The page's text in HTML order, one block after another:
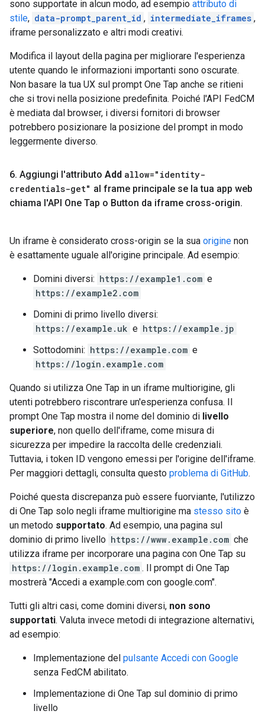
sono supportate in alcun modo, ad esempio attributo di
stile, data-prompt_parent_id , intermediate_iframes ,
iframe personalizzato e altri modi creativi.
Modifica il layout della pagina per migliorare l'esperienza
utente quando le informazioni importanti sono oscurate.
Non basare la tua UX sul prompt One Tap anche se ritieni
che si trovi nella posizione predefinita. Poiché l'API FedCM
è mediata dal browser, i diversi fornitori di browser
potrebbero posizionare la posizione del prompt in modo
leggermente diverso.
6. Aggiungi l'attributo Add allow="identity-
credentials-get" al frame principale se la tua app web
chiama l'API One Tap o Button da iframe cross-origin.
Un iframe è considerato cross-origin se la sua origine non
è esattamente uguale all'origine principale. Ad esempio:
Domini diversi: https://example1.com e
https://example2.com
Domini di primo livello diversi:
https://example.uk e https://example.jp
Sottodomini: https://example.com e
https://login.example.com
Quando si utilizza One Tap in un iframe multiorigine, gli
utenti potrebbero riscontrare un'esperienza confusa. Il
prompt One Tap mostra il nome del dominio di livello
superiore, non quello dell'iframe, come misura di
sicurezza per impedire la raccolta delle credenziali.
Tuttavia, i token ID vengono emessi per l'origine dell'iframe.
Per maggiori dettagli, consulta questo problema di GitHub.
Poiché questa discrepanza può essere fuorviante, l'utilizzo
di One Tap solo negli iframe multiorigine ma stesso sito è
un metodo supportato. Ad esempio, una pagina sul
dominio di primo livello https://www.example.com che
utilizza iframe per incorporare una pagina con One Tap su
https://login.example.com . Il prompt di One Tap
mostrerà "Accedi a example.com con google.com".
Tutti gli altri casi, come domini diversi, non sono
supportati. Valuta invece metodi di integrazione alternativi,
ad esempio:
Implementazione del pulsante Accedi con Google
senza FedCM abilitato.
Implementazione di One Tap sul dominio di primo
livello